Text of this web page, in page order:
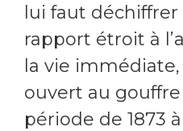
lui faut déchiffrer
rapport étroit à
la vie
ouvert au gouffre
période de 1873